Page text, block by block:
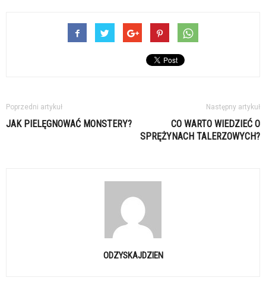
Poprzedni artykuł
JAK PIELĘGNOWAĆ MONSTERY?
Następny artykuł
CO WARTO WIEDZIEĆ O
SPRĘŻYNACH TALERZOWYCH?
ODZYSKAJDZIEN